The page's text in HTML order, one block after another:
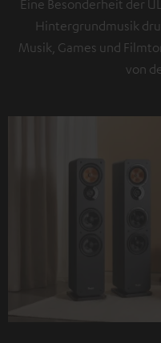
Eine Besonderheit der
Hintergrundmusik
Musik, Games und
von